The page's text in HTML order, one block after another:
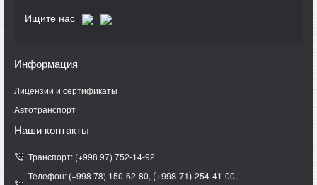
Ищите нас
Информация
Лицензии и сертификаты
Автотранспорт
Наши контакты
Транспорт: (+998 97) 752-14-92
Телефон: (+998 78) 150-62-80, (+998 71) 254-41-00,